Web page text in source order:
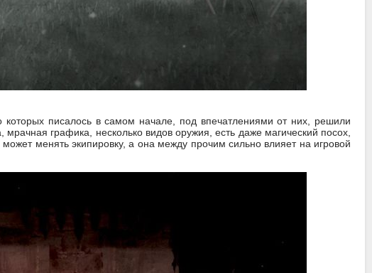
которых писалось в самом начале, под впечатлениями от них, решили
графика, несколько видов оружия, есть даже магический посох,
менять экипировку, а она между прочим сильно влияет на игровой